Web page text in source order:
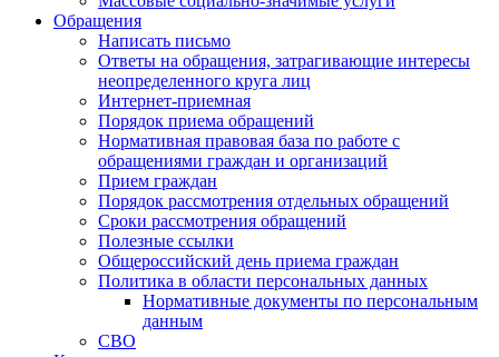
Обращения
Написать письмо
Ответы на обращения, затрагивающие интересы
неопределенного круга лиц
Интернет-приемная
Порядок приема обращений
Нормативная правовая база по работе с
обращениями граждан и организаций
Прием граждан
Порядок рассмотрения отдельных обращений
Сроки рассмотрения обращений
Полезные ссылки
Общероссийский день приема граждан
Политика в области персональных данных
Нормативные документы по персональным
данным
СВО